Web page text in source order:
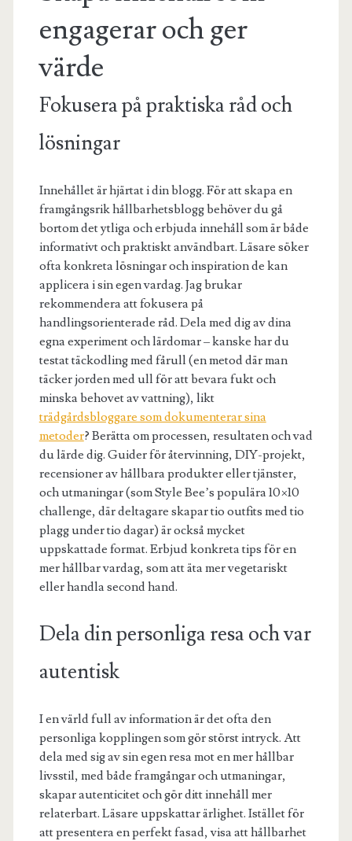
engagerar och ger
värde
Fokusera på praktiska råd och
lösningar
Innehållet är hjärtat i din blogg. För att skapa en
framgångsrik hållbarhetsblogg behöver du gå
bortom det ytliga och erbjuda innehåll som är både
informativt och praktiskt användbart. Läsare söker
ofta konkreta lösningar och inspiration de kan
applicera i sin egen vardag. Jag brukar
rekommendera att fokusera på
handlingsorienterade råd. Dela med dig av dina
egna experiment och lärdomar – kanske har du
testat täckodling med fårull (en metod där man
täcker jorden med ull för att bevara fukt och
minska behovet av vattning), likt
trädgårdsbloggare som dokumenterar sina
metoder? Berätta om processen, resultaten och vad
du lärde dig. Guider för återvinning, DIY-projekt,
recensioner av hållbara produkter eller tjänster,
och utmaningar (som Style Bee’s populära 10×10
challenge, där deltagare skapar tio outfits med tio
plagg under tio dagar) är också mycket
uppskattade format. Erbjud konkreta tips för en
mer hållbar vardag, som att äta mer vegetariskt
eller handla second hand.
Dela din personliga resa och var
autentisk
I en värld full av information är det ofta den
personliga kopplingen som gör störst intryck. Att
dela med sig av sin egen resa mot en mer hållbar
livsstil, med både framgångar och utmaningar,
skapar autenticitet och gör ditt innehåll mer
relaterbart. Läsare uppskattar ärlighet. Istället för
att presentera en perfekt fasad, visa att hållbarhet